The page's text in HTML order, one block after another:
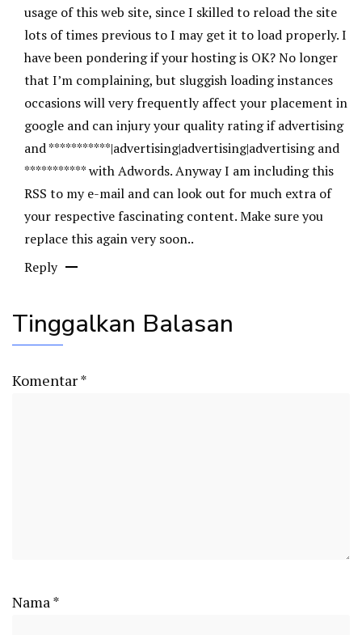
usage of this web site, since I skilled to reload the site
lots of times previous to I may get it to load properly. I
have been pondering if your hosting is OK? No longer
that I’m complaining, but sluggish loading instances
occasions will very frequently affect your placement in
google and can injury your quality rating if advertising
and ***********|advertising|advertising|advertising and
*********** with Adwords. Anyway I am including this
RSS to my e-mail and can look out for much extra of
your respective fascinating content. Make sure you
replace this again very soon..
Reply
Tinggalkan Balasan
Komentar*
Nama*